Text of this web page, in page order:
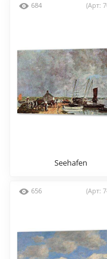
684 (Арт:
Seehafen
656 (Арт: